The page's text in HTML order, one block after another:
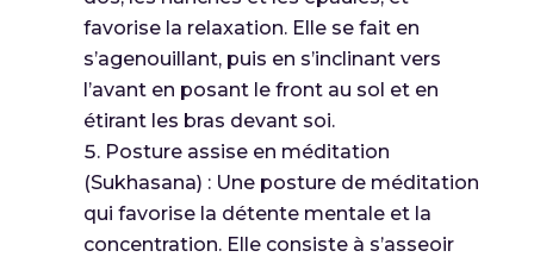
favorise la relaxation. Elle se fait en
s’agenouillant, puis en s’inclinant vers
l’avant en posant le front au sol et en
étirant les bras devant soi.
Posture assise en méditation
(Sukhasana) : Une posture de méditation
qui favorise la détente mentale et la
concentration. Elle consiste à s’asseoir